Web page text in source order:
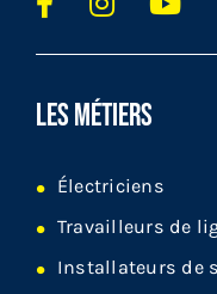
LES MÉTIERS
Électriciens
Travailleurs de
Installateurs de